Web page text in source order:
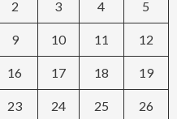
2 3 4 5
9 10 11 12
16 17 18 19
23 24 25 26